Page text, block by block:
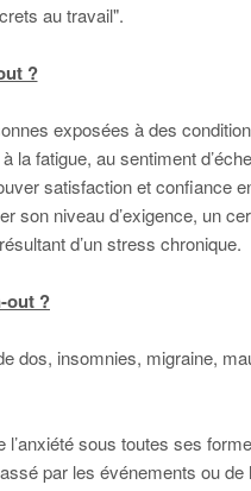
au travail".
?
exposées à des
fatigue, au sentiment
satisfaction et confiance
niveau d’exigence, un
d’un stress chronique.
out ?
dos, insomnies, migraine,
sous toutes ses
par les événements ou de